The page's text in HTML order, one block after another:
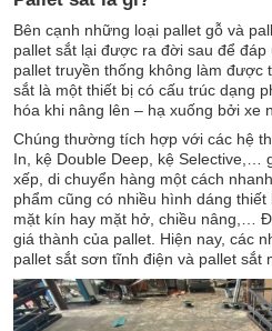
Bên cạnh những loại pallet gỗ và
pallet sắt lại được ra đời sau để
pallet truyền thống không làm được
sắt là một thiết bị có cấu trúc dạng
hóa khi nâng lên – hạ xuống bởi xe
Chúng thường tích hợp với các hệ
In, kệ Double Deep, kệ Selective,…
xếp, di chuyển hàng một cách
phẩm cũng có nhiều hình dáng
mặt kín hay mặt hở, chiều nâng,…
giá thành của pallet. Hiện nay, các
pallet sắt sơn tĩnh điện và pallet sắt